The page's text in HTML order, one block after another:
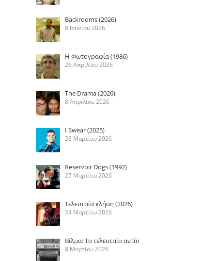
Backrooms (2026)
8 Ιουνίου 2026
Η Φωτογραφία (1986)
26 Απριλίου 2026
The Drama (2026)
8 Απριλίου 2026
I Swear (2025)
28 Μαρτίου 2026
Reservoir Dogs (1992)
27 Μαρτίου 2026
Τελευταία κλήση (2026)
24 Μαρτίου 2026
Βίλμα: Το τελευταίο αντίο
8 Μαρτίου 2026